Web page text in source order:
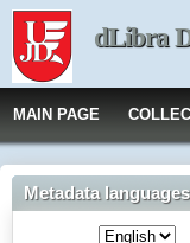
dLibra
MAIN PAGE
Metadata languages